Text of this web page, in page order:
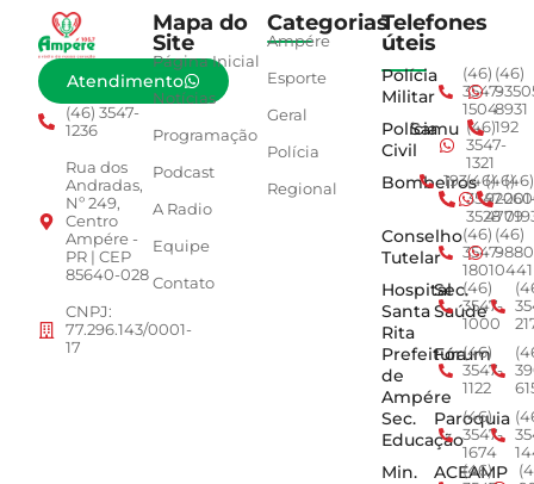
Atendimento
(46) 3547-
1236
Rua dos
Andradas,
Nº 249,
Centro
Ampére -
PR | CEP
85640-028
CNPJ:
77.296.143/0001-
17
Mapa do
Site
Página Inicial
Notícias
Programação
Podcast
A Radio
Equipe
Contato
Categorias
Ampére
Esporte
Geral
Polícia
Regional
Telefones
úteis
Polícia
Militar
(46)
3547-
1504
(46)
8931
Polícia
Civil
Samu (46)
3547-
1321
192
Bombeiros
193(46)
3547-
3528
(46)
4779
(46)
Conselho
Tutelar
(46)
3547-
1801
(46)
0441
Hospital
Santa
Rita
Sec.
Saúde
(46)
3547-
1000
Prefeitura
de
Ampére
Fórum
(46)
3547-
1122
Sec.
Educação
Paroquia
(46)
3547-
1674
Min.
ACEAMP
(46)